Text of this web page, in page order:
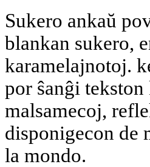
Sukero ankaŭ
blankan sukero,
karamelajnotoj.
por ŝanĝi
malsamecoj,
disponigecon de
la mondo.